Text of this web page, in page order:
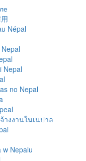
Népal
Nepal
no Nepal
างงานในเนปาล
w Nepalu